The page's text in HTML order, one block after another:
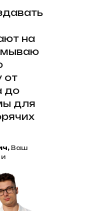
на
от
до
для
Ваш